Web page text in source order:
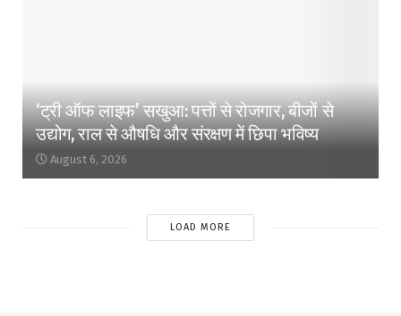
‘ट्री ऑफ लाइफ’ सखुआ: पत्तों से रोजगार, बीजों से
उद्योग, राल से औषधि और संरक्षण में छिपा भविष्य
August 6, 2026
LOAD MORE